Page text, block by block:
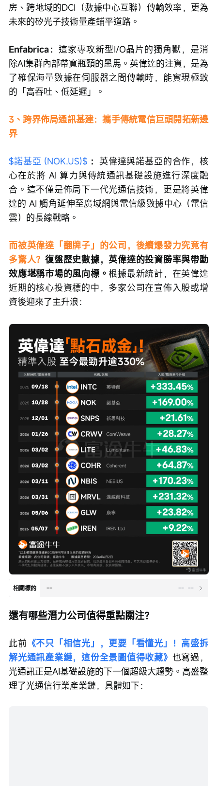
房、跨地域的DCI（數據中心互聯）傳輸效率，更為
未來的矽光子技術量產鋪平道路。
Enfabrica： 這家專攻新型I/O晶片的獨角獸，是消
除AI集群內部帶寬瓶頸的黑馬。英偉達的注資，是為
了確保海量數據在伺服器之間傳輸時，能實現極致
的「高吞吐、低延遲」。
3、跨界佈局通訊基建：攜手傳統電信巨頭開拓新邊
界
$諾基亞 (NOK.US)$ ： 英偉達與諾基亞的合作，核
心在於將 AI 算力與傳統通訊基礎設施進行深度融
合。這不僅是佈局下一代光通信技術，更是將英偉
達的 AI 觸角延伸至廣域網與電信級數據中心（電信
雲）的長線戰略。
而被英偉達「翻牌子」的公司，後續爆發力究竟有
多驚人？復盤歷史數據，英偉達的投資勝率與帶動
效應堪稱市場的風向標。根據最新統計，在英偉達
近期的核心投資標的中，多家公司在宣佈入股或增
資後迎來了主升浪：
相關標的 -- -- --
還有哪些潛力公司值得重點關注？
此前 《不只「相信光」，更要「看懂光」！高盛拆
解光通訊產業鏈，這份全景圖值得收藏》 也寫過，
光通訊正是AI基礎設施的下一個超級大趨勢。高盛整
理了光通信行業產業鏈，具體如下：